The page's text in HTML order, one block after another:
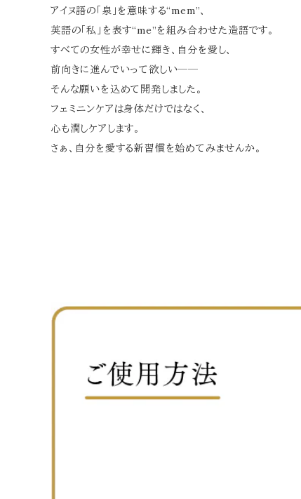
アイヌ語の「泉」を意味する“mem”、
英語の「私」を表す“me”を組み合わせた造語です。
すべての女性が幸せに輝き、自分を愛し、
前向きに進んでいって欲しい──
そんな願いを込めて開発しました。
フェミニンケアは身体だけではなく、
心も潤しケアします。
さぁ、自分を愛する新習慣を始めてみませんか。